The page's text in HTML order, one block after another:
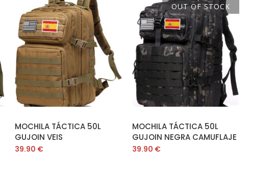
AÑADIR AL CARRITO
MOCHILA TÁCTICA 50L
GUJOIN VEIS
39.90 €
OUT OF STOCK
LEER MÁS
MOCHILA TÁCTICA 50L
GUJOIN NEGRA CAMUFLAJE
39.90 €